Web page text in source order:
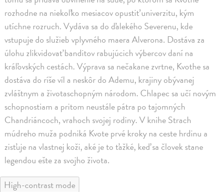
rozhodne na niekoľko mesiacov opustiť univerzitu, kým
utíchne rozruch. Vydáva sa do ďalekého Severenu, kde
vstupuje do služieb vplyvného maera Alverona. Dostáva za
úlohu zlikvidovať banditov rabujúcich výbercov daní na
kráľovských cestách. Výprava sa nečakane zvrtne, Kvothe sa
dostáva do ríše víl a neskôr do Ademu, krajiny obývanej
zvláštnym a životaschopným národom. Chlapec sa učí novým
schopnostiam a pritom neustále pátra po tajomných
Chandriáncoch, vrahoch svojej rodiny. V knihe Strach
múdreho muža podniká Kvote prvé kroky na ceste hrdinu a
zisťuje na vlastnej koži, aké je to ťažké, keď sa človek stane
legendou ešte za svojho života.
High-contrast mode